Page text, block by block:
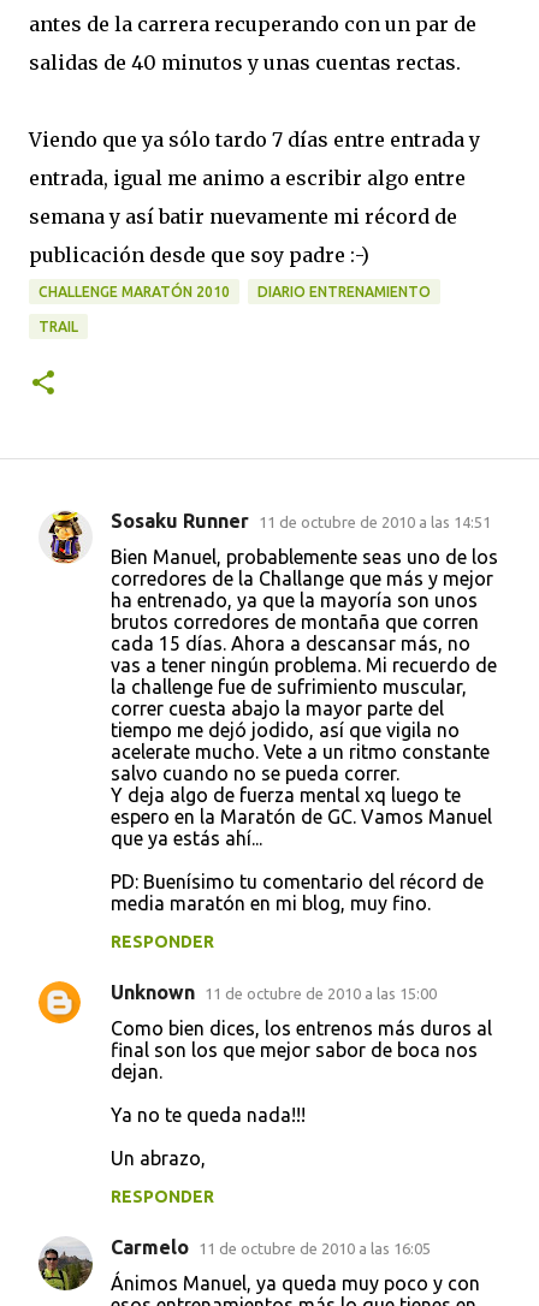
antes de la carrera recuperando con un par de
salidas de 40 minutos y unas cuentas rectas.
Viendo que ya sólo tardo 7 días entre entrada y
entrada, igual me animo a escribir algo entre
semana y así batir nuevamente mi récord de
publicación desde que soy padre :-)
CHALLENGE MARATÓN 2010 DIARIO ENTRENAMIENTO
TRAIL
C
Sosaku Runner 11 de octubre de 2010 a las 14:51
Bien Manuel, probablemente seas uno de los
corredores de la Challange que más y mejor
ha entrenado, ya que la mayoría son unos
brutos corredores de montaña que corren
cada 15 días. Ahora a descansar más, no
vas a tener ningún problema. Mi recuerdo de
la challenge fue de sufrimiento muscular,
correr cuesta abajo la mayor parte del
tiempo me dejó jodido, así que vigila no
acelerate mucho. Vete a un ritmo constante
salvo cuando no se pueda correr.
Y deja algo de fuerza mental xq luego te
espero en la Maratón de GC. Vamos Manuel
que ya estás ahí...
PD: Buenísimo tu comentario del récord de
media maratón en mi blog, muy fino.
RESPONDER
Unknown 11 de octubre de 2010 a las 15:00
Como bien dices, los entrenos más duros al
final son los que mejor sabor de boca nos
dejan.
Ya no te queda nada!!!
Un abrazo,
RESPONDER
Carmelo 11 de octubre de 2010 a las 16:05
Ánimos Manuel, ya queda muy poco y con